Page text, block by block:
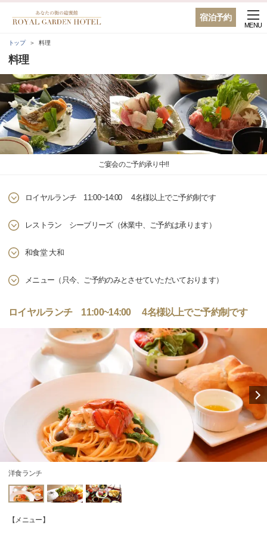
宿泊予約
MENU
トップ 料理
料理
ご宴会のご予約承り中‼
ロイヤルランチ 11:00~14:00 4名様以上でご予約制です
レストラン シーブリーズ（休業中、ご予約は承ります）
和食堂 大和
メニュー（只今、ご予約のみとさせていただいております）
ロイヤルランチ 11:00~14:00 4名様以上でご予約制です
洋食ランチ
【メニュー】